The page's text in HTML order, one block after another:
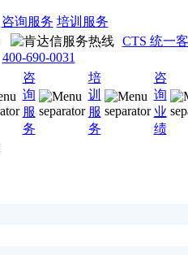
咨询服务 培训服务
CTS 统一
400-690-0031
咨
询
服
务
培
训
服
务
咨
询
业
绩